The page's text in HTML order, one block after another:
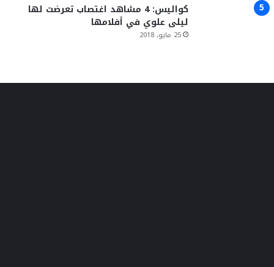
كواليس: 4 مشاهد اغتصاب تعرضت لها
ليلى علوي في أفلامها
25 مايو، 2018